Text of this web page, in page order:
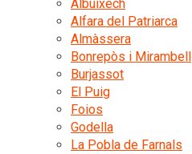
Albuixech
Alfara del Patriarca
Almàssera
Bonrepòs i Mirambell
Burjassot
El Puig
Foios
Godella
La Pobla de Farnals